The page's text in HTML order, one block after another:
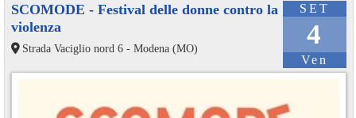
SET
4
Ven
SCOMODE - Festival delle donne contro la
violenza
Strada Vaciglio nord 6 - Modena (MO)